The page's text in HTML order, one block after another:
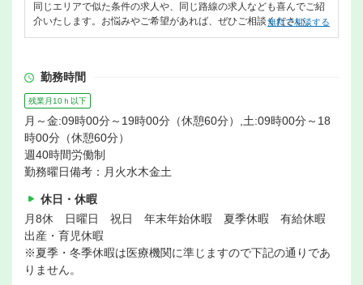
同じエリアで似た条件の求人や、同じ路線の求人なども喜んでご紹
介いたします。お悩みやご希望があれば、ぜひご相談ください。
無料で相談する
勤務時間
残業月10ｈ以下
月～金:09時00分～19時00分（休憩60分）,土:09時00分～18
時00分（休憩60分）
週40時間労働制
勤務曜日備考：月火水木金土
休日・休暇
月8休 日曜日 祝日 年末年始休暇 夏季休暇 有給休暇
出産・育児休暇
※夏季・冬季休暇は医療機関に準じますので下記の通りであ
りません。